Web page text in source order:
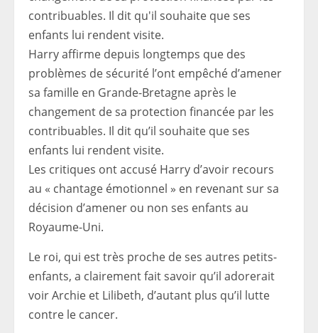
Harry affirme depuis longtemps que des
problèmes de sécurité l’ont empêché d’amener
sa famille en Grande-Bretagne après le
changement de sa protection financée par les
contribuables. Il dit qu’il souhaite que ses
enfants lui rendent visite.
Les critiques ont accusé Harry d’avoir recours
au « chantage émotionnel » en revenant sur sa
décision d’amener ou non ses enfants au
Royaume-Uni.
Le roi, qui est très proche de ses autres petits-
enfants, a clairement fait savoir qu’il adorerait
voir Archie et Lilibeth, d’autant plus qu’il lutte
contre le cancer.